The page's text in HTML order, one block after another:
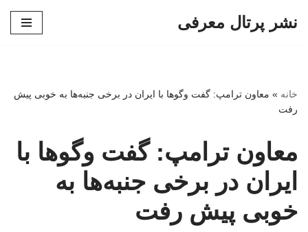
نشر پرتال معرفی
خانه » معاون ترامپ: گفت‌ وگوها با ایران در برخی جنبه‌ها به خوبی پیش
رفت
معاون ترامپ: گفت‌ وگوها با
ایران در برخی جنبه‌ها به
خوبی پیش رفت